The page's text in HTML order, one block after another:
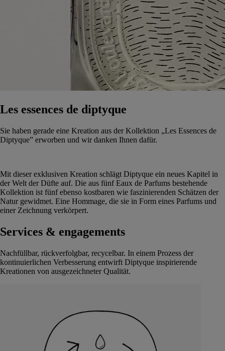
Les essences de diptyque
Sie haben gerade eine Kreation aus der Kollektion „Les Essences de
Diptyque” erworben und wir danken Ihnen dafür.
Mit dieser exklusiven Kreation schlägt Diptyque ein neues Kapitel in
der Welt der Düfte auf. Die aus fünf Eaux de Parfums bestehende
Kollektion ist fünf ebenso kostbaren wie faszinierenden Schätzen der
Natur gewidmet. Eine Hommage, die sie in Form eines Parfums und
einer Zeichnung verkörpert.
Services & engagements
Nachfüllbar, rückverfolgbar, recycelbar. In einem Prozess der
kontinuierlichen Verbesserung entwirft Diptyque inspirierende
Kreationen von ausgezeichneter Qualität.